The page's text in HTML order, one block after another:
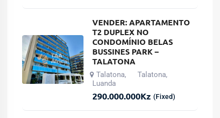
VENDER: APARTAMENTO
T2 DUPLEX NO
CONDOMÍNIO BELAS
BUSSINES PARK –
TALATONA
Talatona, Talatona,
Luanda
290.000.000Kz (Fixed)